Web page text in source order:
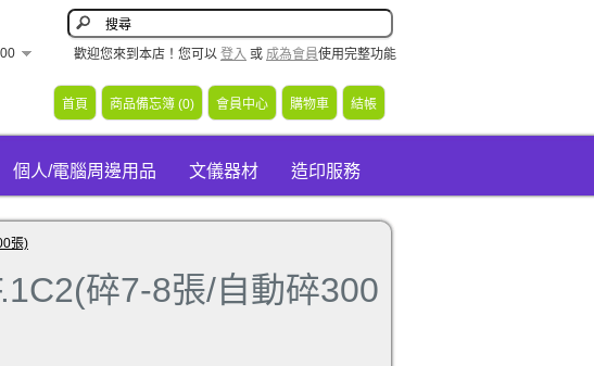
歡迎您來到本店！您可以 登入 或 成為會員使用完整功能
首頁 商品備忘簿 (0) 會員中心 購物車 結帳
個人/電腦周邊用品 文儀器材 造印服務
張)
碎7-8張/自動碎300